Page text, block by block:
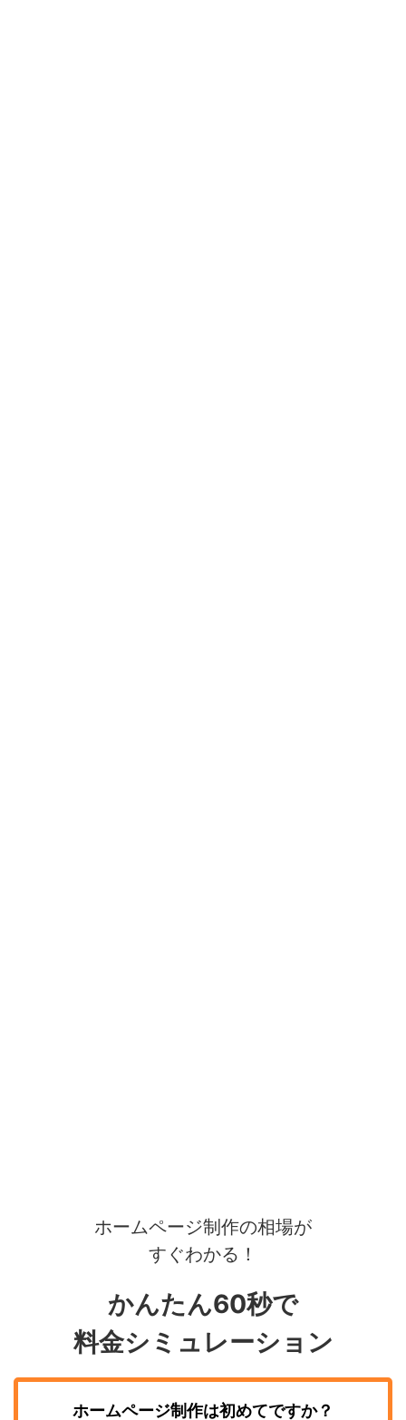
ホームページ制作の相場が
すぐわかる！
かんたん60秒で
料金シミュレーション
ホームページ制作は初めてですか？